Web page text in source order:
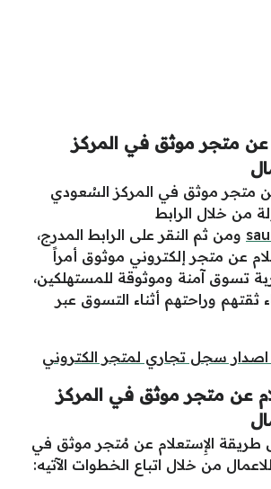
عن متجر موثق في المركز
عن متجر موثق في المركز السُعودي
من خلال الرابط
ومن ثم النقر على الرابط المدرج،
عن متجر إلكتروني موثوق أمراً
تسوق آمنة وموثوقة للمستهلكين،
وراحتهم أثناء التسوق عبر
سجل تجاري لمتجر الكتروني
عن متجر موثق في المركز
طريقة الإِستعلام عن مُتجر موثق في
من خلال اتباع الخطوات الآتيه: